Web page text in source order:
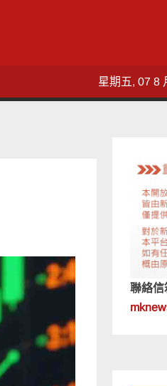
星期五, 07 8
聯絡信